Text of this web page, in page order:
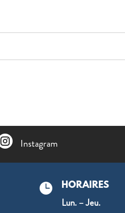
Instagram
 HORAIRES
Lun. – Jeu.